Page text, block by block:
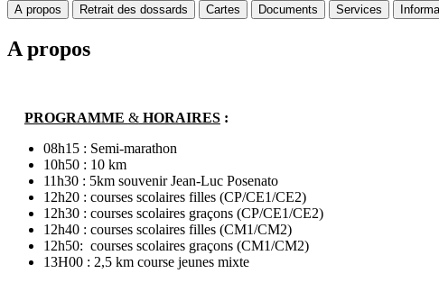
A propos Retrait des dossards Cartes Documents Services
A propos
PROGRAMME &HORAIRES:
08h15 : Semi-marathon
10h50 : 10 km
11h30 : 5km souvenir Jean-Luc Posenato
12h20 : courses scolaires filles (CP/CE1/CE2)
12h30 : courses scolaires graçons (CP/CE1/CE2)
12h40 : courses scolaires filles (CM1/CM2)
12h50: courses scolaires graçons (CM1/CM2)
13H00 : 2,5 km course jeunes mixte